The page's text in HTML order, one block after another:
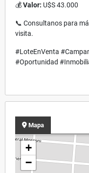
💰Valor: U$S 43.000
📞 Consultanos para
visita.
#LoteEnVenta
#Oportunidad
Mapa
+
−